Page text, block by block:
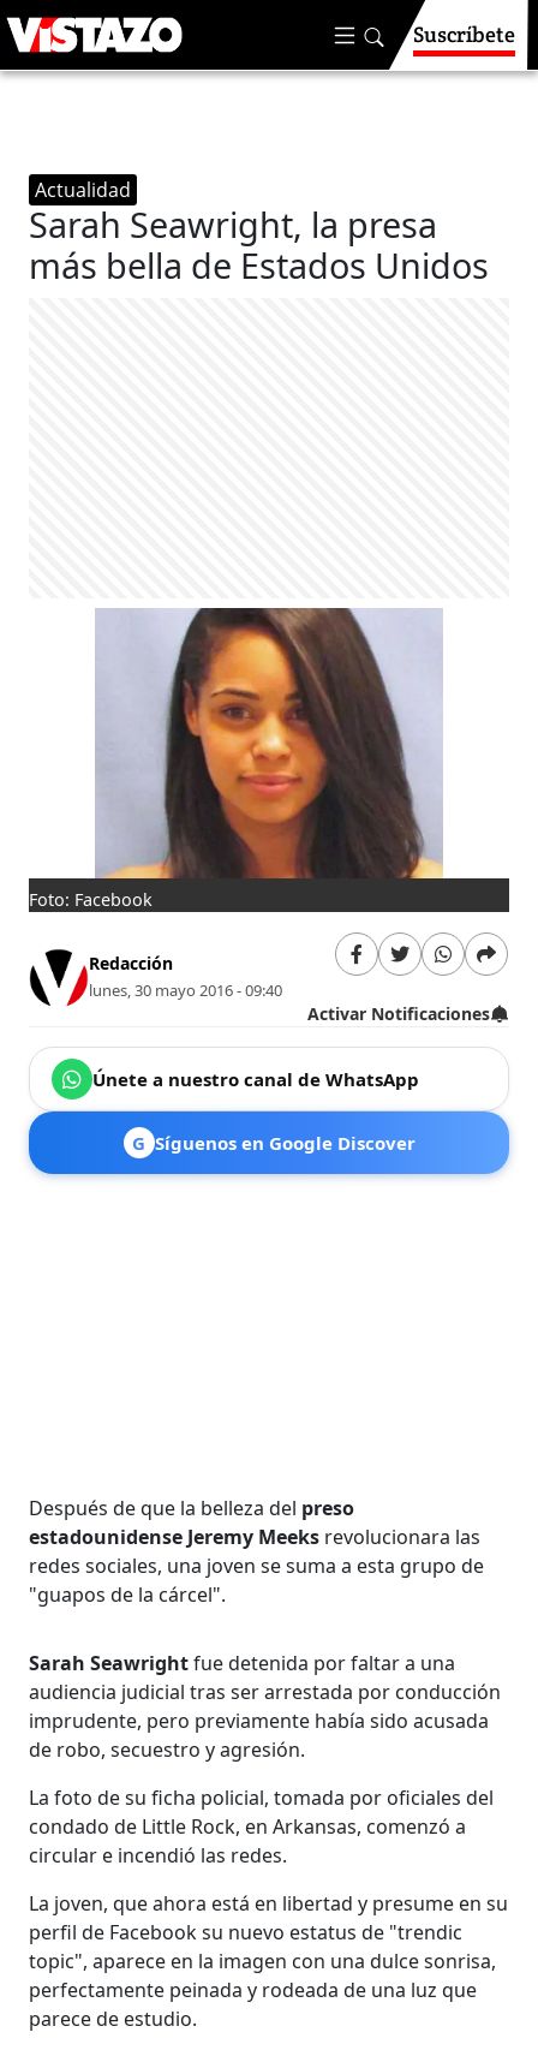
Suscríbete
Actualidad
Sarah Seawright, la presa
más bella de Estados Unidos
Foto: Facebook
Redacción
lunes, 30 mayo 2016 - 09:40
Activar Notificaciones
Únete a nuestro canal de WhatsApp
G Síguenos en Google Discover
Después de que la belleza del preso
estadounidense Jeremy Meeks revolucionara las
redes sociales, una joven se suma a esta grupo de
"guapos de la cárcel".
Sarah Seawrightfue detenida por faltar a una
audiencia judicial tras ser arrestada por conducción
imprudente, pero previamente había sido acusada
de robo, secuestro y agresión.
La foto de su ficha policial, tomada por oficiales del
condado de Little Rock, en Arkansas, comenzó a
circular e incendió las redes.
La joven, que ahora está en libertad y presume en su
perfil de Facebook su nuevo estatus de "trendic
topic", aparece en la imagen con una dulce sonrisa,
perfectamente peinada y rodeada de una luz que
parece de estudio.